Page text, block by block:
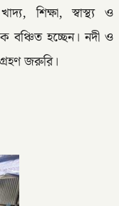
শিক্ষা, স্বাস্থ্য ও
বঞ্চিত হচ্ছেন। নদী ও
জরুরি।